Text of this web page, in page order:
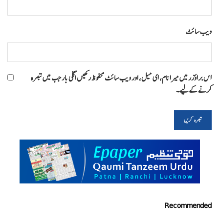
ویب‌ سائٹ
اس براؤزر میں میرا نام، ای میل، اور ویب سائٹ محفوظ رکھیں اگلی بار جب میں تبصرہ
کرنے کےلیے۔
Recommended